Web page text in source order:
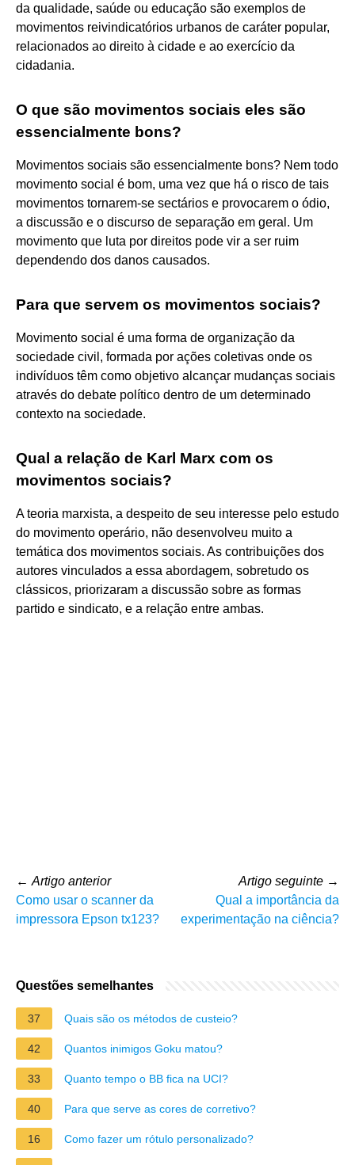
da qualidade, saúde ou educação são exemplos de
movimentos reivindicatórios urbanos de caráter popular,
relacionados ao direito à cidade e ao exercício da
cidadania.
O que são movimentos sociais eles são
essencialmente bons?
Movimentos sociais são essencialmente bons? Nem todo
movimento social é bom, uma vez que há o risco de tais
movimentos tornarem-se sectários e provocarem o ódio,
a discussão e o discurso de separação em geral. Um
movimento que luta por direitos pode vir a ser ruim
dependendo dos danos causados.
Para que servem os movimentos sociais?
Movimento social é uma forma de organização da
sociedade civil, formada por ações coletivas onde os
indivíduos têm como objetivo alcançar mudanças sociais
através do debate político dentro de um determinado
contexto na sociedade.
Qual a relação de Karl Marx com os
movimentos sociais?
A teoria marxista, a despeito de seu interesse pelo estudo
do movimento operário, não desenvolveu muito a
temática dos movimentos sociais. As contribuições dos
autores vinculados a essa abordagem, sobretudo os
clássicos, priorizaram a discussão sobre as formas
partido e sindicato, e a relação entre ambas.
← Artigo anterior
Como usar o scanner da
impressora Epson tx123?
Artigo seguinte →
Qual a importância da
experimentação na ciência?
Questões semelhantes
37 Quais são os métodos de custeio?
42 Quantos inimigos Goku matou?
33 Quanto tempo o BB fica na UCI?
40 Para que serve as cores de corretivo?
16 Como fazer um rótulo personalizado?